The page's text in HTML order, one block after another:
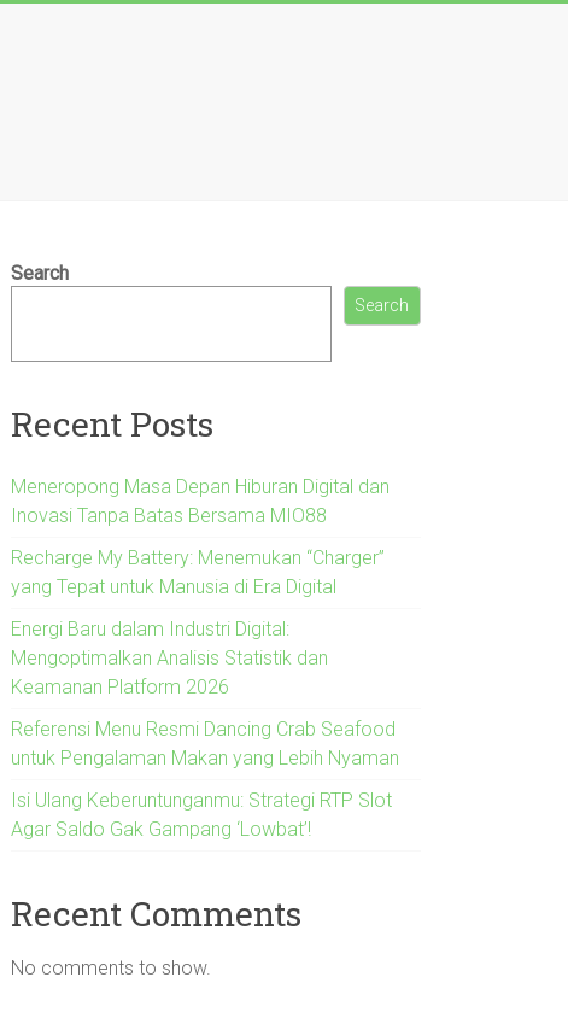
Search
Search
Recent Posts
Meneropong Masa Depan Hiburan Digital dan
Inovasi Tanpa Batas Bersama MIO88
Recharge My Battery: Menemukan “Charger”
yang Tepat untuk Manusia di Era Digital
Energi Baru dalam Industri Digital:
Mengoptimalkan Analisis Statistik dan
Keamanan Platform 2026
Referensi Menu Resmi Dancing Crab Seafood
untuk Pengalaman Makan yang Lebih Nyaman
Isi Ulang Keberuntunganmu: Strategi RTP Slot
Agar Saldo Gak Gampang ‘Lowbat’!
Recent Comments
No comments to show.